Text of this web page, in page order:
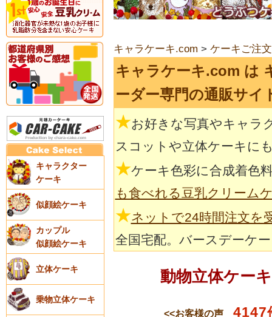
キャラクター
ケーキ
似顔絵ケーキ
カップル
似顔絵ケーキ
立体ケーキ
乗物立体ケーキ
キャラケーキ.com > ケーキご注
キャラケーキ.com は
ーダー専門の通販サイ
★お好きな写真やキャラ
スコットや立体ケーキに
★ケーキ色彩に合成着色
も食べれる豆乳クリーム
★ネットで24時間注文を
全国宅配。バースデーケ
動物立体ケー
<<お客様の声 4147